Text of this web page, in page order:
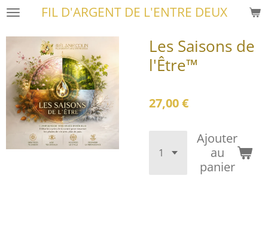
Passer
contenu
principal
FIL D'ARGENT DE L'ENTRE DEUX
Les Saisons de
l'Être™
27,00 €
Ajouter
au
panier